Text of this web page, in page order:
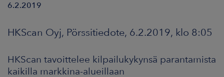
MEISTÄ
6.2.2019
HKScan Oyj, Pörssitiedote, 6.2.2019, klo 8:05
HKScan tavoittelee kilpailukykynsä parantamista
kaikilla markkina-alueillaan